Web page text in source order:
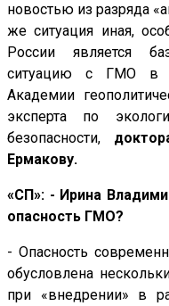
новостью из разряда
же ситуация иная,
России является
ситуацию с ГМО в
Академии
эксперта по
безопасности,
Ермакову.
«СП»: - Ирина
опасность ГМО?
- Опасность
обусловлена
при «внедрении» в